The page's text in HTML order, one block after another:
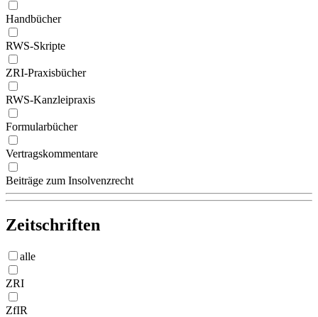
Handbücher
RWS-Skripte
ZRI-Praxisbücher
RWS-Kanzleipraxis
Formularbücher
Vertragskommentare
Beiträge zum Insolvenzrecht
Zeitschriften
alle
ZRI
ZfIR